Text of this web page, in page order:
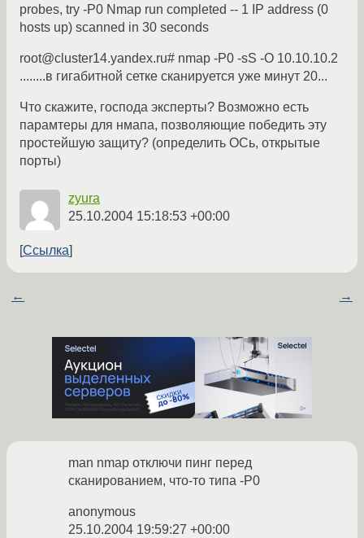
probes, try -P0 Nmap run completed -- 1 IP address (0
hosts up) scanned in 30 seconds
root@cluster14.yandex.ru# nmap -P0 -sS -O 10.10.10.2
........в гигабитной сетке сканируется уже минут 20...
Что скажите, господа эксперты? Возможно есть
парамтеры для нмапа, позволяющие победить эту
простейшую защиту? (определить ОСь, открытые
порты)
zyura
25.10.2004 15:18:53 +00:00
Ссылка
← →
man nmap отключи пинг перед
сканированием, что-то типа -P0
anonymous
25.10.2004 19:59:27 +00:00